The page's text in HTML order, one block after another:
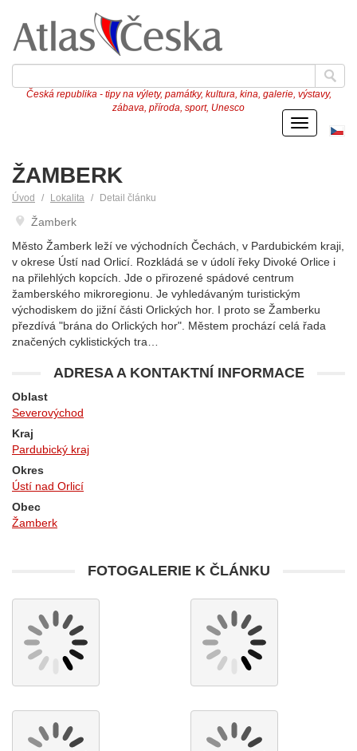
Česká republika - tipy na výlety, památky, kultura, kina, galerie, výstavy,
zábava, příroda, sport, Unesco
Menu
ŽAMBERK
Úvod Lokalita Detail článku
Žamberk
Město Žamberk leží ve východních Čechách, v Pardubickém kraji,
v okrese Ústí nad Orlicí. Rozkládá se v údolí řeky Divoké Orlice i
na přilehlých kopcích. Jde o přirozené spádové centrum
žamberského mikroregionu. Je vyhledávaným turistickým
východiskem do jižní části Orlických hor. I proto se Žamberku
přezdívá "brána do Orlických hor". Městem prochází celá řada
značených cyklistických tra…
ADRESA A KONTAKTNÍ INFORMACE
Oblast
Severovýchod
Kraj
Pardubický kraj
Okres
Ústí nad Orlicí
Obec
Žamberk
FOTOGALERIE K ČLÁNKU